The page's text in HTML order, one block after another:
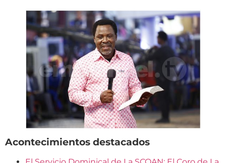
Acontecimientos destacados